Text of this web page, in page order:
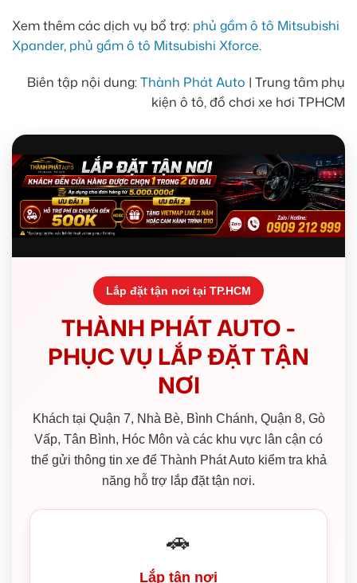
Xem thêm các dịch vụ bổ trợ: phủ gầm ô tô Mitsubishi
Xpander, phủ gầm ô tô Mitsubishi Xforce.
Biên tập nội dung:Thành Phát Auto | Trung tâm phụ
kiện ô tô, đồ chơi xe hơi TPHCM
Lắp đặt tận nơi tại TP.HCM
THÀNH PHÁT AUTO -
PHỤC VỤ LẮP ĐẶT TẬN
NƠI
Khách tại Quận 7, Nhà Bè, Bình Chánh, Quận 8, Gò
Vấp, Tân Bình, Hóc Môn và các khu vực lân cận có
thể gửi thông tin xe để Thành Phát Auto kiểm tra khả
năng hỗ trợ lắp đặt tận nơi.
🚗
Lắp tận nơi